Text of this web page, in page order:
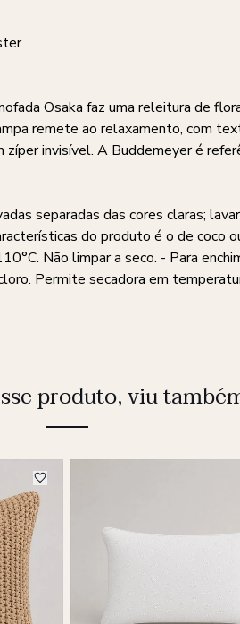
Osaka faz uma releitura de
remete ao relaxamento, com
invisível. A Buddemeyer é
separadas das cores claras;
do produto é o de coco
Não limpar a seco. - Para
Permite secadora em
produto, viu